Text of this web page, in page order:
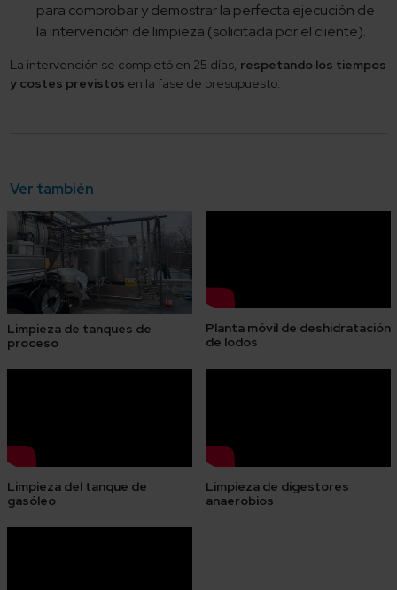
para comprobar y demostrar la perfecta ejecución de
la intervención de limpieza (solicitada por el cliente).
La intervención se completó en 25 días, respetando los tiempos
y costes previstos en la fase de presupuesto.
Ver también
Limpieza de tanques de
proceso
Planta móvil de deshidratación
de lodos
Limpieza del tanque de
gasóleo
Limpieza de digestores
anaerobios